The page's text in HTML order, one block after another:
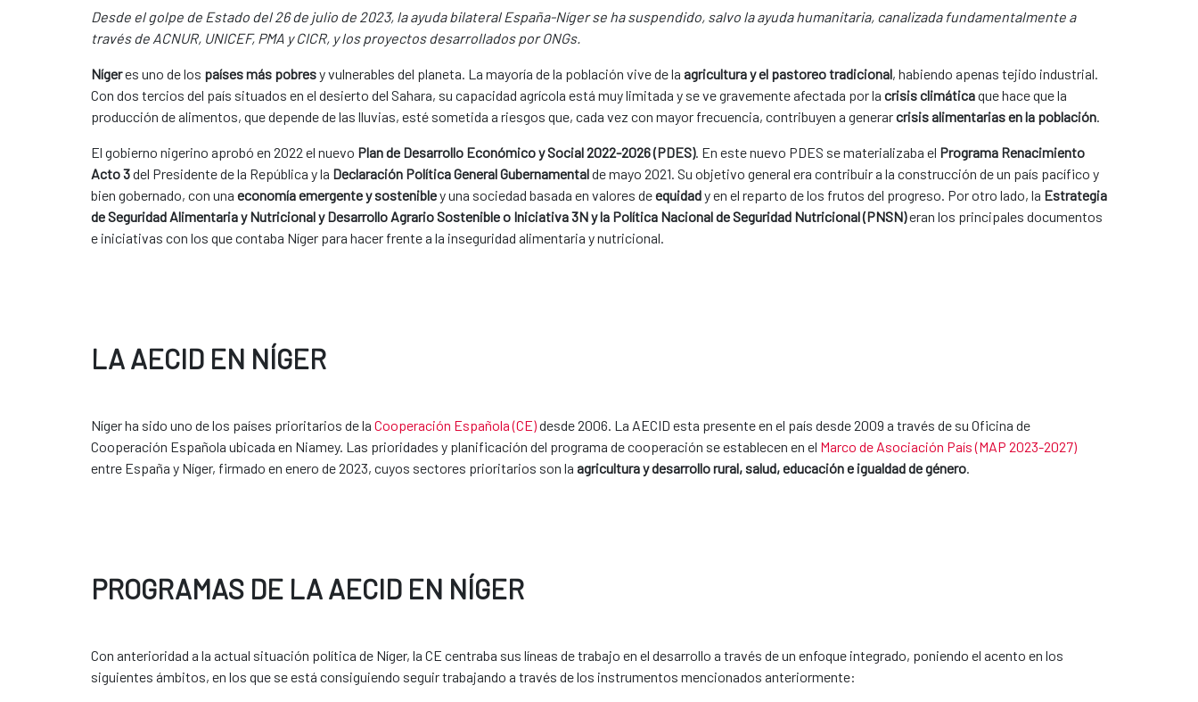
Desde el golpe de Estado del 26 de julio de 2023, la ayuda bilateral España-Níger se ha suspendido, salvo la ayuda humanitaria, canalizada fundamentalmente a
través de ACNUR, UNICEF, PMA y CICR, y los proyectos desarrollados por ONGs.
Nígeres uno de los países más pobresy vulnerables del planeta. La mayoría de la población vive de la agricultura y el pastoreo tradicional, habiendo apenas tejido industrial.
Con dos tercios del país situados en el desierto del Sahara, su capacidad agrícola está muy limitada y se ve gravemente afectada por la crisis climáticaque hace que la
producción de alimentos, que depende de las lluvias, esté sometida a riesgos que, cada vez con mayor frecuencia, contribuyen a generarcrisis alimentarias en la población
El gobierno nigerino aprobó en 2022 el nuevo Plan de Desarrollo Económico y Social 2022-2026 (PDES). En este nuevo PDES se materializaba el Programa Renacimiento
Acto 3del Presidente de la República y la Declaración Política General Gubernamentalde mayo 2021. Su objetivo general era contribuir a la construcción de un país pacífico y
bien gobernado, con una economía emergente y sostenibley una sociedad basada en valores deequidady en el reparto de los frutos del progreso. Por otro lado, la Estrategia
de Seguridad Alimentaria y Nutricional y Desarrollo Agrario Sostenible o Iniciativa 3N y la Política Nacional de Seguridad Nutricional (PNSN)eran los principales documentos
e iniciativas con los que contaba Níger para hacer frente a la inseguridad alimentaria y nutricional.
LA AECID EN NÍGER
Níger ha sido uno de los países prioritarios de la Cooperación Española (CE)desde 2006. La AECID esta presente en el país desde 2009 a través de su Oficina de
Cooperación Española ubicada en Niamey. Las prioridades y planificación del programa de cooperación se establecen en el Marco de Asociación País (MAP 2023-2027)
entre España y Níger, firmado en enero de 2023, cuyos sectores prioritarios son la agricultura y desarrollo rural, salud, educación e igualdad de género
PROGRAMAS DE LA AECID EN NÍGER
Con anterioridad a la actual situación política de Níger, la CE centraba sus líneas de trabajo en el desarrollo a través de un enfoque integrado, poniendo el acento en los
siguientes ámbitos, en los que se está consiguiendo seguir trabajando a través de los instrumentos mencionados anteriormente: